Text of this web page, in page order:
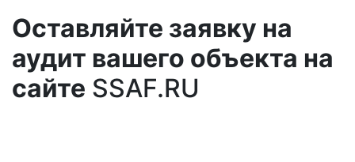
Оставляйте заявку на
аудит вашего объекта на
сайте SSAF.RU